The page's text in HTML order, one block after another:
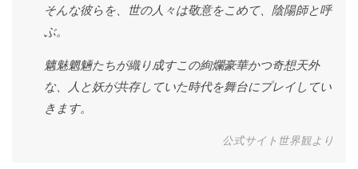
そんな彼らを、世の人々は敬意をこめて、陰陽師と呼
ぶ。
魑魅魍魎たちが織り成すこの絢爛豪華かつ奇想天外
な、人と妖が共存していた時代を舞台にプレイしてい
きます。
公式サイト世界観より